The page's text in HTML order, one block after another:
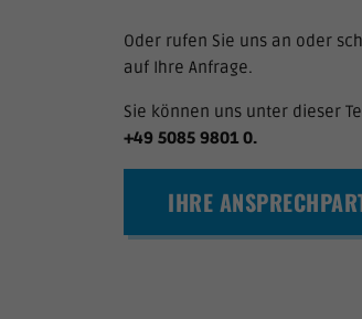
Oder rufen Sie uns an oder
auf Ihre Anfrage.
Sie können uns unter dieser
+49 5085 9801 0.
IHRE